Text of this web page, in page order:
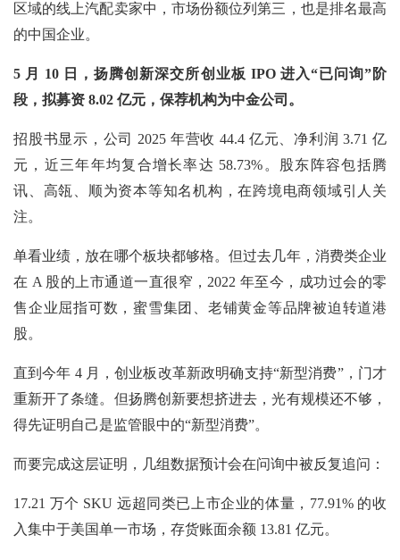
区域的线上汽配卖家中，市场份额位列第三，也是排名最高
的中国企业。
5 月 10 日，扬腾创新深交所创业板 IPO 进入“已问询”阶
段，拟募资 8.02 亿元，保荐机构为中金公司。
招股书显示，公司
2025 年营收 44.4 亿元、净利润 3.71 亿
元，近三年年均复合增长率达 58.73%。股东阵容包括腾
讯、高瓴、顺为资本等知名机构，在跨境电商领域引人关
注。
单看业绩，放在哪个板块都够格。但过去几年，消费类企业
在 A 股的上市通道一直很窄，2022 年至今，成功过会的零
售企业屈指可数，蜜雪集团、老铺黄金等品牌被迫转道港
股。
直到今年 4 月，创业板改革新政明确支持“新型消费”，门才
重新开了条缝。但扬腾创新要想挤进去，光有规模还不够，
得先证明自己是监管眼中的“新型消费”。
而要完成这层证明，几组数据预计会在问询中被反复追问：
17.21 万个 SKU 远超同类已上市企业的体量，77.91% 的收
入集中于美国单一市场，存货账面余额 13.81 亿元。